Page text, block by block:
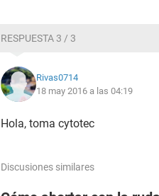
RESPUESTA 3 / 3
Rivas0714
18 may 2016 a las 04:19
Hola, toma cytotec
Discusiones similares